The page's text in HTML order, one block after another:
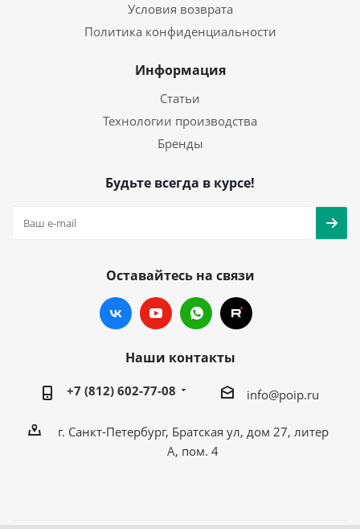
Условия возврата
Политика конфиденциальности
Информация
Статьи
Технологии производства
Бренды
Будьте всегда в курсе!
Оставайтесь на связи
Наши контакты
+7 (812) 602-77-08 info@poip.ru
г. Санкт-Петербург, Братская ул, дом 27, литер
А, пом. 4